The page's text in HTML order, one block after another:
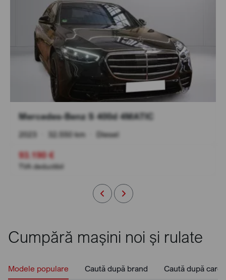
Mercedes-Benz S 400d 4MATIC
2023 32.550 km Diesel
93.190 €
TVA deductibil
Cumpără mașini noi și rulate
Modele populare Caută după brand Caută după